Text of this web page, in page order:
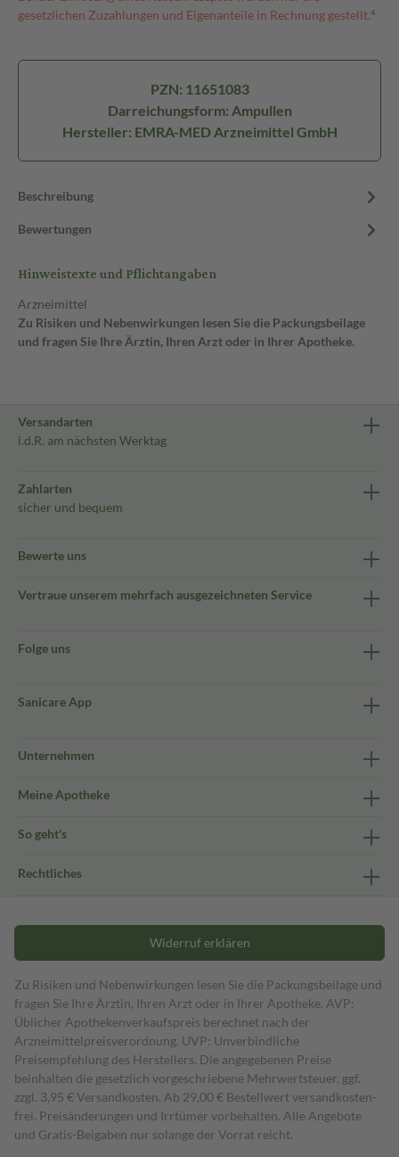
gesetzlichen Zuzahlungen und Eigenanteile in Rechnung gestellt.⁴
PZN: 11651083
Darreichungsform: Ampullen
Hersteller: EMRA-MED Arzneimittel GmbH
Beschreibung
Bewertungen
Hinweistexte und Pflichtangaben
Arzneimittel
Zu Risiken und Nebenwirkungen lesen Sie die Packungsbeilage
und fragen Sie Ihre Ärztin, Ihren Arzt oder in Ihrer Apotheke.
Versandarten
i.d.R. am nächsten Werktag
Zahlarten
sicher und bequem
Bewerte uns
Vertraue unserem mehrfach ausgezeichneten Service
Folge uns
Sanicare App
Unternehmen
Meine Apotheke
So geht's
Rechtliches
Widerruf erklären
Zu Risiken und Nebenwirkungen lesen Sie die Packungsbeilage und
fragen Sie Ihre Ärztin, Ihren Arzt oder in Ihrer Apotheke. AVP:
Üblicher Apothekenverkaufspreis berechnet nach der
Arzneimittelpreisverordnung. UVP: Unverbindliche
Preisempfehlung des Herstellers. Die angegebenen Preise
beinhalten die gesetzlich vorgeschriebene Mehrwertsteuer, ggf.
zzgl. 3,95 € Versandkosten. Ab 29,00 € Bestell­wert versand­kosten­
frei. Preisänderungen und Irrtümer vorbehalten. Alle Angebote
und Gratis-Beigaben nur solange der Vorrat reicht.